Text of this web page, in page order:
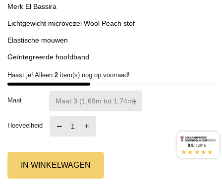
Merk El Bassira
Lichtgewicht microvezel Wool Peach stof
Elastische mouwen
Geïntegreerde hoofdband
Haast je! Alleen 2 item(s) nog op voorraad!
Maat
Hoeveelheid – +
IN WINKELWAGEN
9.4/10 (2717)
★★★★★